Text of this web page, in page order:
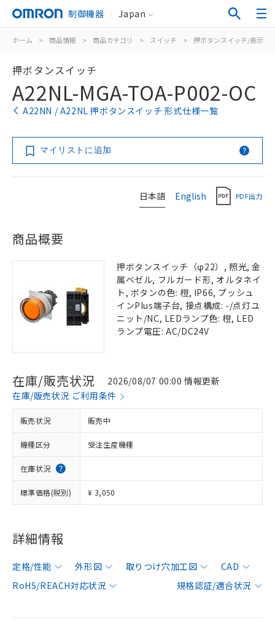
制御機器 Japan
ホーム > 商品情報 > 商品カテゴリ > スイッチ > 押ボタンスイッチ/表示灯
押ボタンスイッチ
A22NL-MGA-TOA-P002-OC
A22NN / A22NL 押ボタンスイッチ 形式仕様一覧
マイリストに追加
日本語 English PDF出力
商品概要
押ボタンスイッチ（φ22）, 照光, 金
属ベゼル, フルガード形, オルタネイ
ト, ボタンの色: 橙, IP66, プッシュ
インPlus端子台, 接点構成: -/点灯ユ
ニット/NC, LEDランプ色: 橙, LED
ランプ電圧: AC/DC24V
在庫/販売状況
2026/08/07 00:00 情報更新
在庫/販売状況 ご利用条件
販売状況 販売中
機種区分 受注生産機種
在庫状況
標準価格(税別) ¥ 3,050
詳細情報
定格/性能 外形図 取りつけ穴加工図
CAD
RoHS/REACH対応状況
規格認証/適合状況